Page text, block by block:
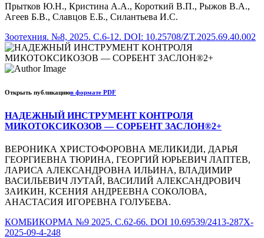
Прытков Ю.Н., Кристина А.А., Короткий В.П., Рыжов В.А.,
Агеев Б.В., Славцов Е.Б., Силантьева И.С.
Зоотехния. №8, 2025. С.6-12. DOI: 10.25708/ZT.2025.69.40.002
Открыть публикациюв формате PDF
НАДЕЖНЫЙ ИНСТРУМЕНТ КОНТРОЛЯ
МИКОТОКСИКОЗОВ — СОРБЕНТ ЗАСЛОН®2+
ВЕРОНИКА ХРИСТОФОРОВНА МЕЛИКИДИ, ДАРЬЯ
ГЕОРГИЕВНА ТЮРИНА, ГЕОРГИЙ ЮРЬЕВИЧ ЛАПТЕВ,
ЛАРИСА АЛЕКСАНДРОВНА ИЛЬИНА, ВЛАДИМИР
ВАСИЛЬЕВИЧ ЛУТАЙ, ВАСИЛИЙ АЛЕКСАНДРОВИЧ
ЗАИКИН, КСЕНИЯ АНДРЕЕВНА СОКОЛОВА,
АНАСТАСИЯ ИГОРЕВНА ГОЛУБЕВА.
КОМБИКОРМА №9 2025. С.62-66. DOI 10.69539/2413-287X-
2025-09-4-248